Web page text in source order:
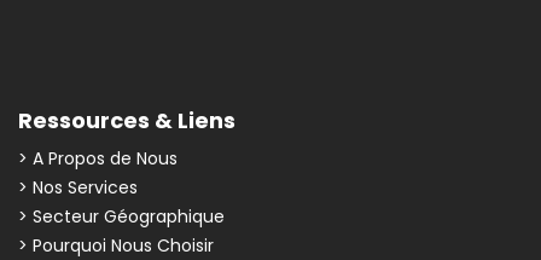
Ressources & Liens
> A Propos de Nous
> Nos Services
> Secteur Géographique
> Pourquoi Nous Choisir